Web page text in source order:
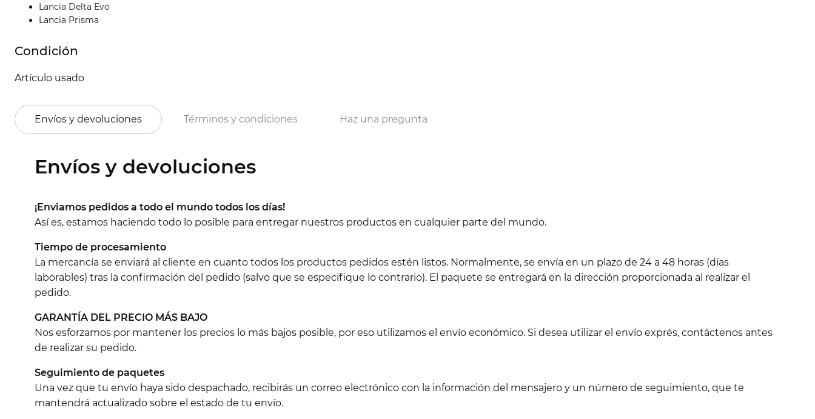
Lancia Delta Evo
Lancia Prisma
Condición
Artículo usado
Envíos y devoluciones Términos y condiciones Haz una pregunta
Envíos y devoluciones
¡Enviamos pedidos a todo el mundo todos los días!
Así es, estamos haciendo todo lo posible para entregar nuestros productos en cualquier parte del mundo.
Tiempo de procesamiento
La mercancía se enviará al cliente en cuanto todos los productos pedidos estén listos. Normalmente, se envía en un plazo de 24 a 48 horas (días
laborables) tras la confirmación del pedido (salvo que se especifique lo contrario). El paquete se entregará en la dirección proporcionada al realizar el
pedido.
GARANTÍA DEL PRECIO MÁS BAJO
Nos esforzamos por mantener los precios lo más bajos posible, por eso utilizamos el envío económico. Si desea utilizar el envío exprés, contáctenos antes
de realizar su pedido.
Seguimiento de paquetes
Una vez que tu envío haya sido despachado, recibirás un correo electrónico con la información del mensajero y un número de seguimiento, que te
mantendrá actualizado sobre el estado de tu envío.